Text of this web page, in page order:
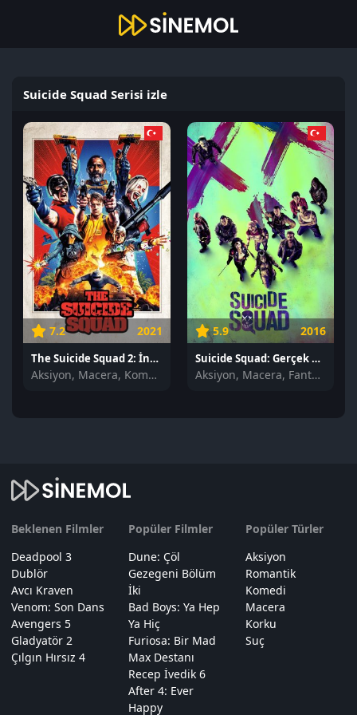
Suicide Squad Serisi izle
7.2 2021
The Suicide Squad 2: İntihar Timi izle
Aksiyon, Macera, Komedi
5.9 2016
Suicide Squad: Gerçek Kötüler izle
Aksiyon, Macera, Fantastik
Beklenen Filmler
Deadpool 3
Dublör
Avcı Kraven
Venom: Son Dans
Avengers 5
Gladyatör 2
Çılgın Hırsız 4
Popüler Filmler
Dune: Çöl
Gezegeni Bölüm
İki
Bad Boys: Ya Hep
Ya Hiç
Furiosa: Bir Mad
Max Destanı
Recep İvedik 6
After 4: Ever
Happy
Popüler Türler
Aksiyon
Romantik
Komedi
Macera
Korku
Suç